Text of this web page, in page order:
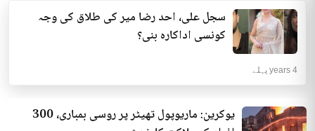
کا خدشہ ظاہر کیا اور کہا کہ کم...
انٹرنیشنل | 4 years پہلے
سجل علی، احد رضا میر کی طلاق کی وجہ
کونسی اداکارہ بنی؟
4 years پہلے
یوکرین: ماریوپول تھیٹر پر روسی بمباری، 300